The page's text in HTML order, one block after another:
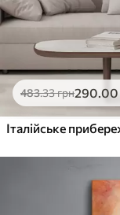
483.33грн290.00